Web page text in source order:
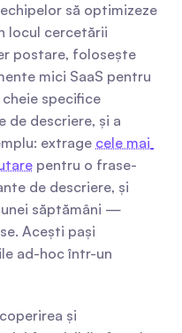
să optimizeze
locul cercetării
postare, folosește
mici SaaS pentru
specifice
de descriere, și a
extrage cele mai
pentru o frase-
de descriere, și
săptămâni —
Acești pași
ad-hoc într-un
și